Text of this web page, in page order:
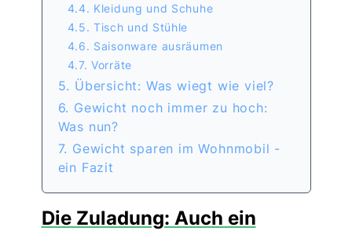
4.4. Kleidung und Schuhe
4.5. Tisch und Stühle
4.6. Saisonware ausräumen
4.7. Vorräte
5. Übersicht: Was wiegt wie viel?
6. Gewicht noch immer zu hoch:
Was nun?
7. Gewicht sparen im Wohnmobil -
ein Fazit
Die Zuladung: Auch ein